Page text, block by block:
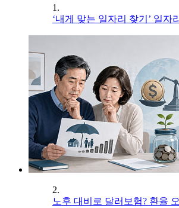
1.
‘내게 맞는 일자리 찾기’ 일자
2.
노후 대비로 달러보험? 환율